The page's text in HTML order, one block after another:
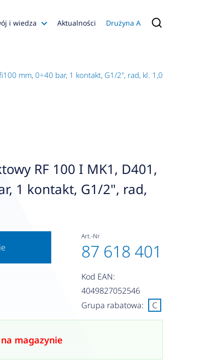
i wiedza
Konfiguratory
Aktualności Drużyna A
mm, 0÷40 bar, 1 kontakt, G1/2", rad, kl. 1,0
RF 100 I MK1, D401,
1 kontakt, G1/2", rad,
Art.-Nr
87 618 401
Kod EAN:
4049827052546
Grupa rabatowa:
C
magazynie